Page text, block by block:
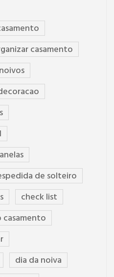
casamento
de solteiro
check list
dia da noiva